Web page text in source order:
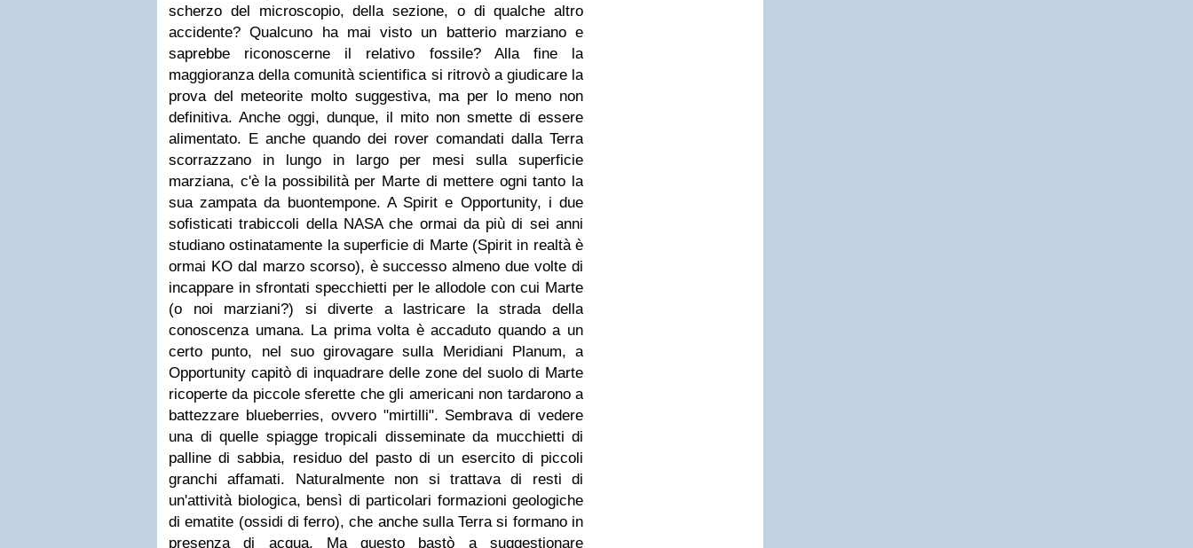
scherzo del microscopio, della sezione, o di qualche altro
accidente? Qualcuno ha mai visto un batterio marziano e
saprebbe riconoscerne il relativo fossile? Alla fine la
maggioranza della comunità scientifica si ritrovò a giudicare la
prova del meteorite molto suggestiva, ma per lo meno non
definitiva. Anche oggi, dunque, il mito non smette di essere
alimentato. E anche quando dei rover comandati dalla Terra
scorrazzano in lungo in largo per mesi sulla superficie
marziana, c'è la possibilità per Marte di mettere ogni tanto la
sua zampata da buontempone. A Spirit e Opportunity, i due
sofisticati trabiccoli della NASA che ormai da più di sei anni
studiano ostinatamente la superficie di Marte (Spirit in realtà è
ormai KO dal marzo scorso), è successo almeno due volte di
incappare in sfrontati specchietti per le allodole con cui Marte
(o noi marziani?) si diverte a lastricare la strada della
conoscenza umana. La prima volta è accaduto quando a un
certo punto, nel suo girovagare sulla Meridiani Planum, a
Opportunity capitò di inquadrare delle zone del suolo di Marte
ricoperte da piccole sferette che gli americani non tardarono a
battezzare blueberries, ovvero "mirtilli". Sembrava di vedere
una di quelle spiagge tropicali disseminate da mucchietti di
palline di sabbia, residuo del pasto di un esercito di piccoli
granchi affamati. Naturalmente non si trattava di resti di
un'attività biologica, bensì di particolari formazioni geologiche
di ematite (ossidi di ferro), che anche sulla Terra si formano in
presenza di acqua. Ma questo bastò a suggestionare